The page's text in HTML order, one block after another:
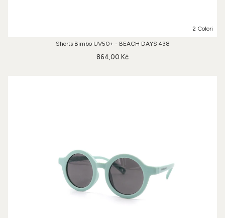
2 Colori
Shorts Bimbo UV50+ - BEACH DAYS 438
864,00 Kč